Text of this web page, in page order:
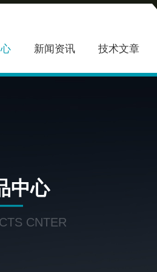
新闻资讯 技术文章
中心
CNTER